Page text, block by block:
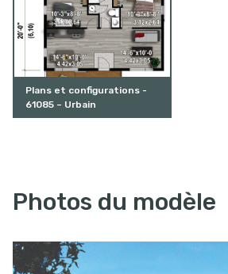
Plans et configurations -
61085 – Urbain
Photos du modèle